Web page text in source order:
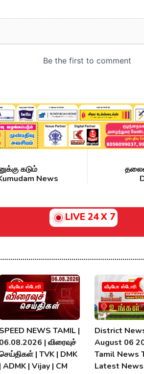
கடும்
News
LIVE 24 X 7
வீடியோ ஸ்டோரி
SPEED NEWS TAMIL |
06.08.2026 | விரைவுச்
| TVK | DMK
| ADMK | Vijay | CM
வீடியோ ஸ்டோரி
District
August 06
Tamil News
Latest News